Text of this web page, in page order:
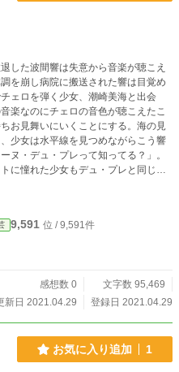
した波間響は失意から音楽が聴こえ
を崩し病院に搬送された響は目覚め
ェロを弾く少女、潮崎美海と出会
楽なのにチェロの音色が聴こえたこ
お見舞いにいくことにする。海の見
少女は水平線を見つめながらこう響
ヌ・デュ・プレって知ってる？」。
に憧れた少女もデュ・プレと同じ多
していた。彼女の最期の願い事とは?
物語。
9,591 位 / 9,591件
感想数 0
文字数 95,469
新日 2021.04.29
登録日 2021.04.29
お気に入り追加 1